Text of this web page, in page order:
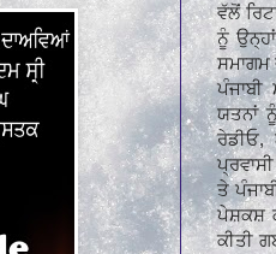
ਵੱਲੋਂ
ਨੂੰ
ਸਮਾਗਮ
ਯਤਨਾਂ
ਤੇ
ਪੇਸ਼ਕਸ਼
ਕੀਤੀ